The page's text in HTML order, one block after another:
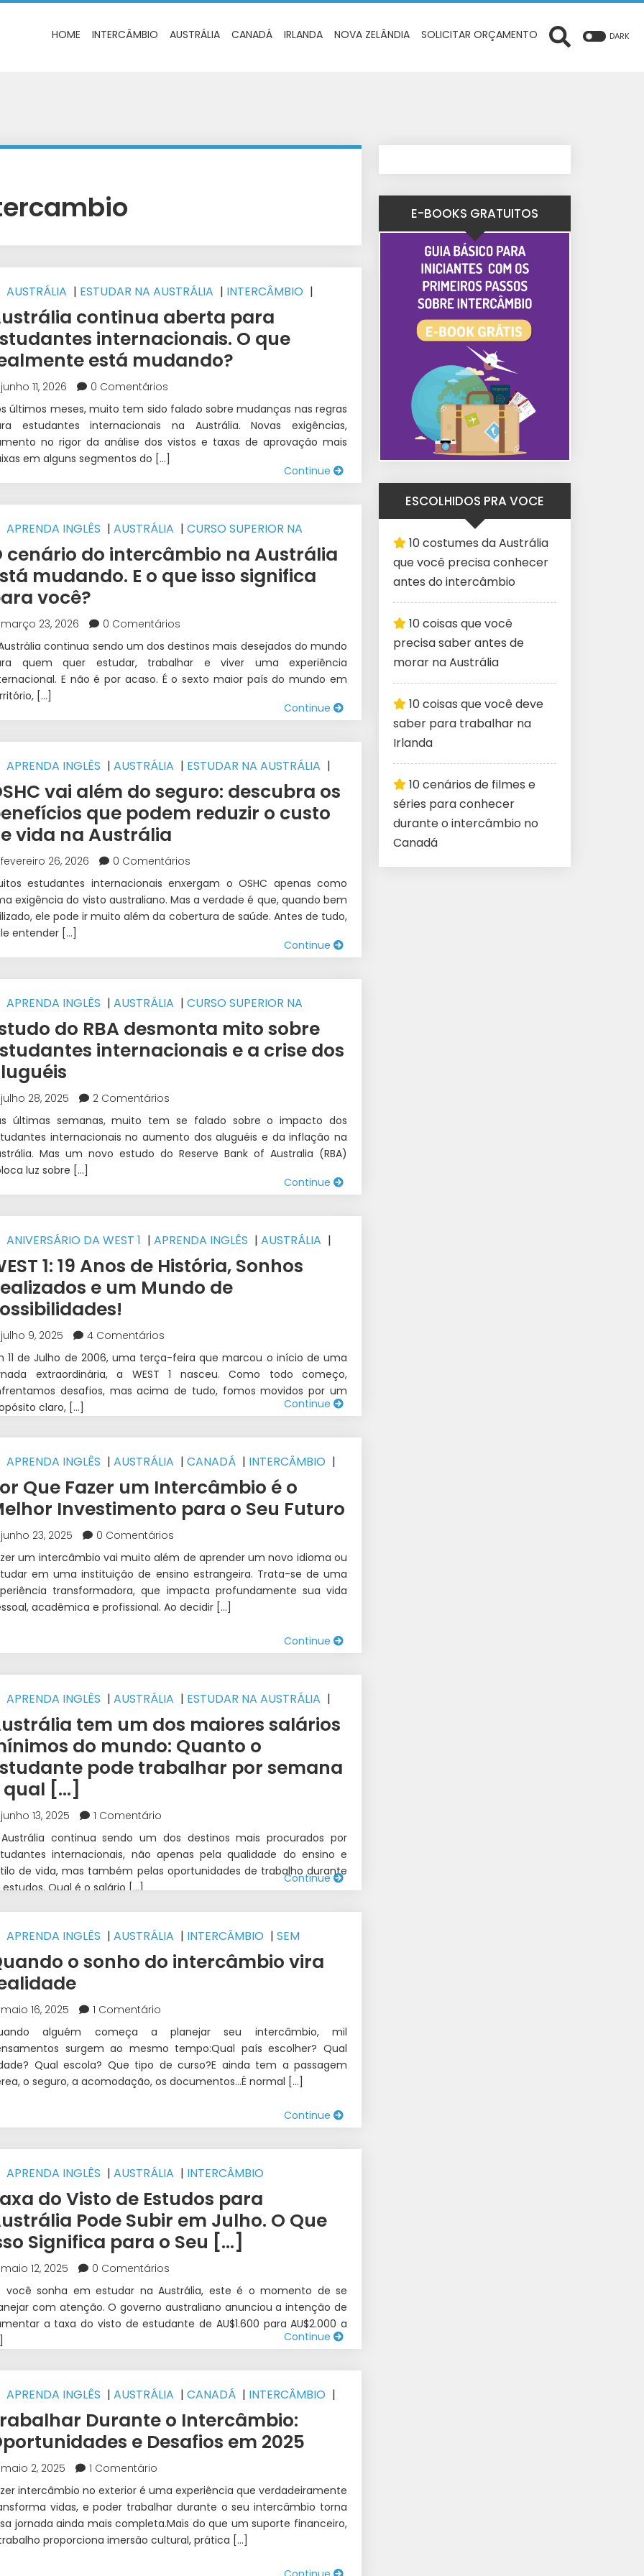
HOME INTERCÂMBIO AUSTRÁLIA CANADÁ IRLANDA NOVA ZELÂNDIA SOLICITAR ORÇAMENTO DARK
AUSTRÁLIA | ESTUDAR NA AUSTRÁLIA | INTERCÂMBIO |
1 INTERCÂMBIOcontinua aberta para
internacionais. O que
está mudando?
junho 11, 2026
0 Comentários
últimos meses, muito tem sido falado sobre mudanças nas regras
estudantes internacionais na Austrália. Novas exigências,
no rigor da análise dos vistos e taxas de aprovação mais
em alguns segmentos do […]
Continue
APRENDA INGLÊS | AUSTRÁLIA | CURSO SUPERIOR NA
|ESTUDAR NA AUSTRÁLIA |ESTUDOS E TRABALHO
| INTERCÂMBIO WEST 1 INTERCÂMBIO
cenário do intercâmbio na Austrália
mudando. E o que isso significa
você?
março 23, 2026
0 Comentários
continua sendo um dos destinos mais desejados do mundo
quem quer estudar, trabalhar e viver uma experiência
E não é por acaso. É o sexto maior país do mundo em
[…]
Continue
APRENDA INGLÊS | AUSTRÁLIA | ESTUDAR NA AUSTRÁLIA |
E TRABALHO INTERCÂMBIO |INTERCÂMBIO |WEST 1
vai além do seguro: descubra os
que podem reduzir o custo
vida na Austrália
fevereiro 26, 2026
0 Comentários
estudantes internacionais enxergam o OSHC apenas como
exigência do visto australiano. Mas a verdade é que, quando bem
ele pode ir muito além da cobertura de saúde. Antes de tudo,
entender […]
Continue
APRENDA INGLÊS | AUSTRÁLIA | CURSO SUPERIOR NA
|ESTUDAR NA AUSTRÁLIA |INTERCÂMBIO |WEST 1
do RBA desmonta mito sobre
internacionais e a crise dos
julho 28, 2025
2 Comentários
últimas semanas, muito tem se falado sobre o impacto dos
internacionais no aumento dos aluguéis e da inflação na
Mas um novo estudo do Reserve Bank of Australia (RBA)
luz sobre […]
Continue
ANIVERSÁRIO DA WEST 1 | APRENDA INGLÊS | AUSTRÁLIA |
SUPERIOR NA AUSTRÁLIA |INTERCÂMBIO |
NA AUSTRÁLIA | WEST 1 INTERCÂMBIO
1: 19 Anos de História, Sonhos
e um Mundo de
julho 9, 2025
4 Comentários
11 de Julho de 2006, uma terça-feira que marcou o início de uma
extraordinária, a WEST 1 nasceu. Como todo começo,
desafios, mas acima de tudo, fomos movidos por um
claro, […]
Continue
APRENDA INGLÊS | AUSTRÁLIA | CANADÁ | INTERCÂMBIO |
|NOVA ZELÂNDIA
Que Fazer um Intercâmbio é o
Investimento para o Seu Futuro
junho 23, 2025
0 Comentários
um intercâmbio vai muito além de aprender um novo idioma ou
em uma instituição de ensino estrangeira. Trata-se de uma
transformadora, que impacta profundamente sua vida
acadêmica e profissional. Ao decidir […]
Continue
APRENDA INGLÊS | AUSTRÁLIA | ESTUDAR NA AUSTRÁLIA |
tem um dos maiores salários
do mundo: Quanto o
pode trabalhar por semana
qual [...]
junho 13, 2025
1 Comentário
continua sendo um dos destinos mais procurados por
internacionais, não apenas pela qualidade do ensino e
de vida, mas também pelas oportunidades de trabalho durante
estudos. Qual é o salário […]
Continue
APRENDA INGLÊS | AUSTRÁLIA | INTERCÂMBIO | SEM
o sonho do intercâmbio vira
maio 16, 2025
1 Comentário
alguém começa a planejar seu intercâmbio, mil
surgem ao mesmo tempo:Qual país escolher? Qual
Qual escola? Que tipo de curso?E ainda tem a passagem
o seguro, a acomodação, os documentos…É normal […]
Continue
APRENDA INGLÊS | AUSTRÁLIA | INTERCÂMBIO
do Visto de Estudos para
Pode Subir em Julho. O Que
Significa para o Seu [...]
maio 12, 2025
0 Comentários
você sonha em estudar na Austrália, este é o momento de se
com atenção. O governo australiano anunciou a intenção de
a taxa do visto de estudante de AU$1.600 para AU$2.000 a
Continue
APRENDA INGLÊS | AUSTRÁLIA | CANADÁ | INTERCÂMBIO |
|NOVA ZELÂNDIA
Durante o Intercâmbio:
e Desafios em 2025
maio 2, 2025
1 Comentário
intercâmbio no exterior é uma experiência que verdadeiramente
vidas, e poder trabalhar durante o seu intercâmbio torna
jornada ainda mais completa.Mais do que um suporte financeiro,
proporciona imersão cultural, prática […]
E-BOOKS GRATUITOS
ESCOLHIDOS PRA VOCE
10 costumes da Austrália
que você precisa conhecer
antes do intercâmbio
10 coisas que você
precisa saber antes de
morar na Austrália
10 coisas que você deve
saber para trabalhar na
Irlanda
10 cenários de filmes e
séries para conhecer
durante o intercâmbio no
Canadá